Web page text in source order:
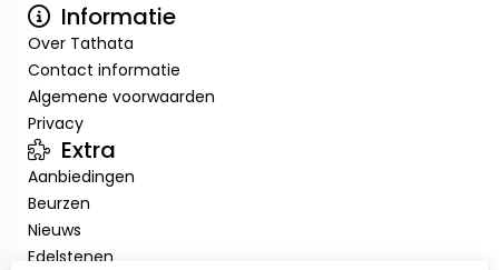
Informatie
Over Tathata
Contact informatie
Algemene voorwaarden
Privacy
Extra
Aanbiedingen
Beurzen
Nieuws
Edelstenen